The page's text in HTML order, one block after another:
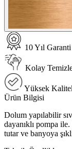
10 Yıl Garanti
Kolay
Yüksek
Ürün Bilgisi
Dolum yapılabilir
dayanıklı pompa
tutar ve banyoya